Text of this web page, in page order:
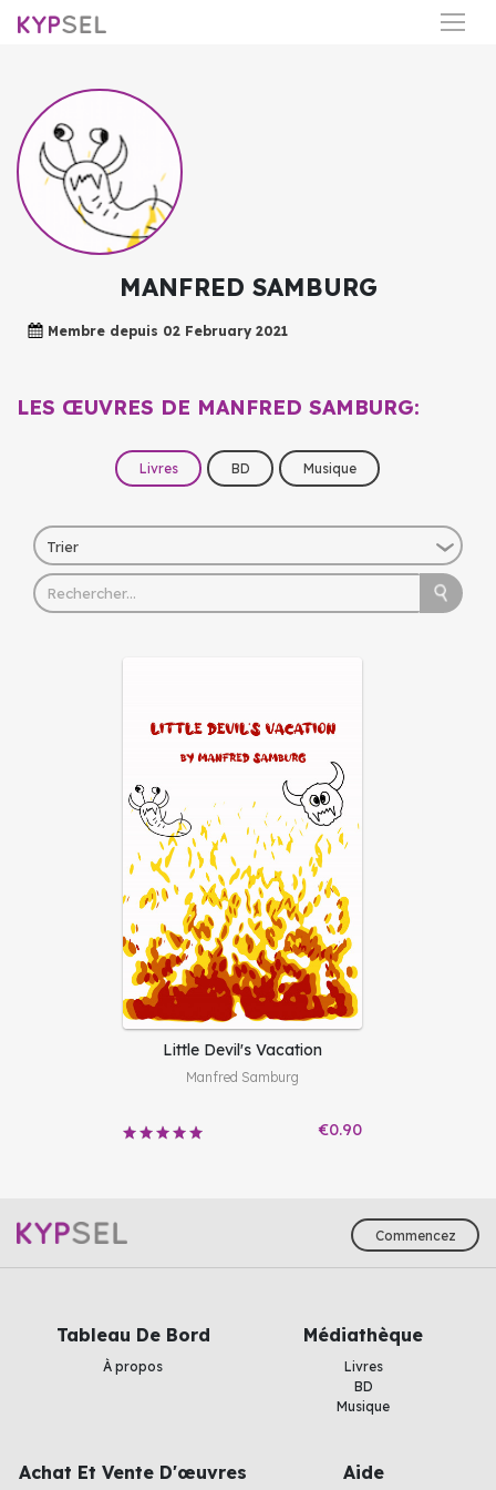
MANFRED SAMBURG
Membre depuis 02 February 2021
LES ŒUVRES DE MANFRED SAMBURG:
Livres BD Musique
Trier
Little Devil's Vacation
Manfred Samburg
€0.90
Commencez
Tableau De Bord
À propos
Médiathèque
Livres
BD
Musique
Achat Et Vente D'œuvres Aide